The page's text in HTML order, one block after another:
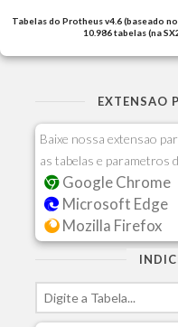
Tabelas do Protheus v4.6 (baseado
10.986 tabelas (na
EXTENSAO
Baixe nossa extensao
as tabelas e parametros
Google Chrome
Microsoft Edge
Mozilla Firefox